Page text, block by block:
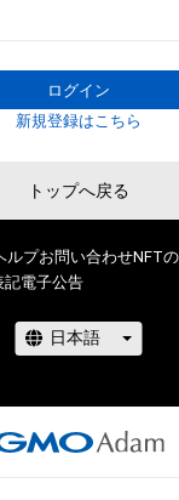
ログイン
新規登録はこちら
トップへ戻る
ルプお問い合わせNFTの
記電子公告